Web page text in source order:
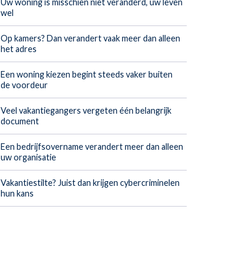
Uw woning is misschien niet veranderd, uw leven
wel
Op kamers? Dan verandert vaak meer dan alleen
het adres
Een woning kiezen begint steeds vaker buiten
de voordeur
Veel vakantiegangers vergeten één belangrijk
document
Een bedrijfsovername verandert meer dan alleen
uw organisatie
Vakantiestilte? Juist dan krijgen cybercriminelen
hun kans